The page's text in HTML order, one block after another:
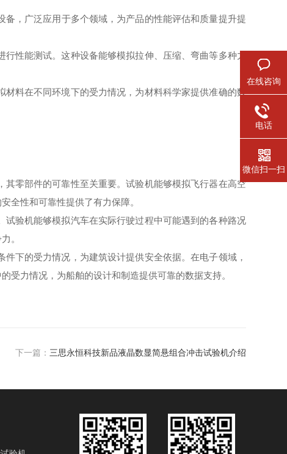
备，广泛应用于多个领域，为产品的性能评估和质量提升提
性能测试。这种设备能够模拟拉伸、压缩、弯曲等多种力
料在不同环境下的受力情况，为材料科学家提供准确的数
零部件的可靠性至关重要。试验机能够模拟飞行器在高空
全性和可靠性提供了有力保障。
验机能够模拟汽车在实际行驶过程中可能遇到的各种路况
。
下的受力情况，为建筑设计提供安全依据。在电子领域，
受力情况，为船舶的设计和制造提供可靠的数据支持。
下一篇： 三思永恒科技新品液晶数显简悬组合冲击试验机介绍
在线咨询
电话
微信扫一扫